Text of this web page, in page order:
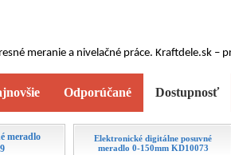
meranie a nivelačné práce. Kraftdele.sk –
Odporúčané Dostupnosť
meradlo
Elektronické digitálne posuvné
meradlo 0-150mm KD10073